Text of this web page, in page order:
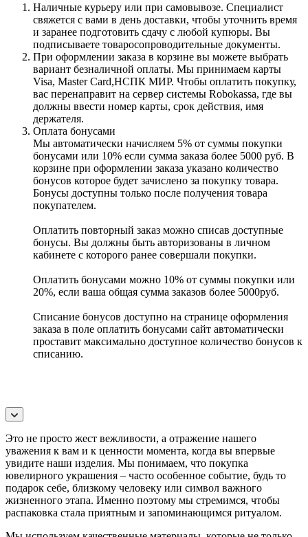
Наличные курьеру или при самовывозе. Специалист
свяжется с вами в день доставки, чтобы уточнить время
и заранее подготовить сдачу с любой купюры. Вы
подписываете товаросопроводительные документы.
При оформлении заказа в корзине вы можете выбрать
вариант безналичной оплаты. Мы принимаем карты
Visa, Master Card,НСПК МИР. Чтобы оплатить покупку,
вас перенаправит на сервер системы Robokassa, где вы
должны ввести номер карты, срок действия, имя
держателя.
Оплата бонусами
Мы автоматически начисляем 5% от суммы покупки
бонусами или 10% если сумма заказа более 5000 руб. В
корзине при оформлении заказа указано количество
бонусов которое будет зачислено за покупку товара.
Бонусы доступны только после получения товара
покупателем.
Оплатить повторный заказ можно списав доступные
бонусы. Вы должны быть авторизованы в личном
кабинете с которого ранее совершали покупки.
Оплатить бонусами можно 10% от суммы покупки или
20%, если ваша общая сумма заказов более 5000руб.
Списание бонусов доступно на странице оформления
заказа в поле оплатить бонусами сайт автоматически
проставит максимально доступное количество бонусов к
списанию.
Это не просто жест вежливости, а отражение нашего
уважения к вам и к ценности момента, когда вы впервые
увидите наши изделия. Мы понимаем, что покупка
ювелирного украшения – часто особенное событие, будь то
подарок себе, близкому человеку или символ важного
жизненного этапа. Именно поэтому мы стремимся, чтобы
распаковка стала приятным и запоминающимся ритуалом.